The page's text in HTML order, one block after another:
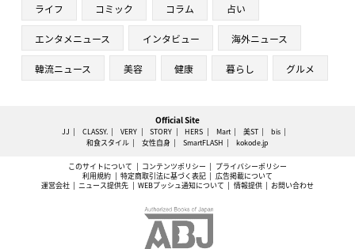
ライフ コミック コラム 占い
エンタメニュース インタビュー 海外ニュース
韓流ニュース 美容 健康 暮らし グルメ
Official Site
JJ CLASSY. VERY STORY HERS Mart 美ST
bis
和食スタイル
女性自身 SmartFLASH kokode.jp
このサイトについて コンテンツポリシー
プライバシーポリシー
利用規約
特定商取引法に基づく表記
広告掲載について
運営会社
ニュース提供先 WEBプッシュ通知について 情報提供 お問い合わせ